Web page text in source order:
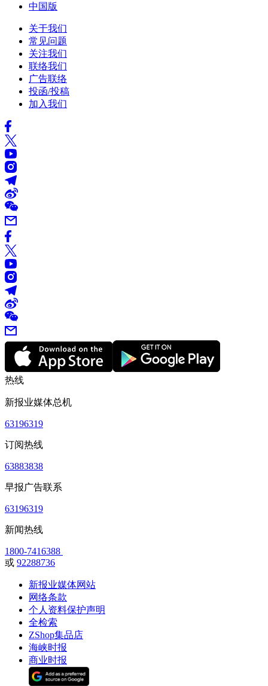
中国版
关于我们
常见问题
关注我们
联络我们
广告联络
投函/投稿
加入我们
热线
新报业媒体总机
63196319
订阅热线
63883838
早报广告联系
63196319
新闻热线
1800-7416388
或 92288736
新报业媒体网站
网络条款
个人资料保护声明
全检索
ZShop集品店
海峡时报
商业时报